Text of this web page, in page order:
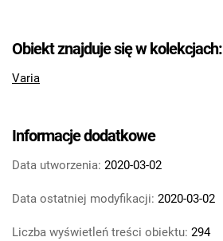
Obiekt znajduje się w kolekcjach:
Varia
Informacje dodatkowe
Data utworzenia: 2020-03-02
Data ostatniej modyfikacji: 2020-03-02
Liczba wyświetleń treści obiektu: 294